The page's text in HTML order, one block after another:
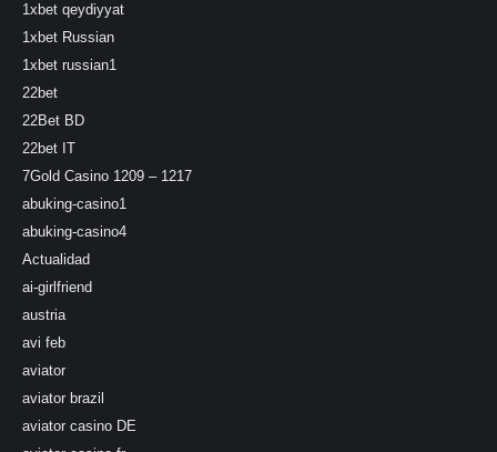
1xbet qeydiyyat
1xbet Russian
1xbet russian1
22bet
22Bet BD
22bet IT
7Gold Casino 1209 – 1217
abuking-casino1
abuking-casino4
Actualidad
ai-girlfriend
austria
avi feb
aviator
aviator brazil
aviator casino DE